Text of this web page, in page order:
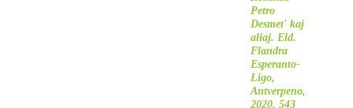
Petro
Desmet' kaj
aliaj. Eld.
Flandra
Esperanto-
Ligo,
Antverpeno,
2020. 543